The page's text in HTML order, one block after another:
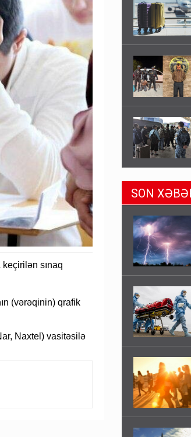
sınaq
(vərəqinin) qrafik
Naxtel) vasitəsilə
SON